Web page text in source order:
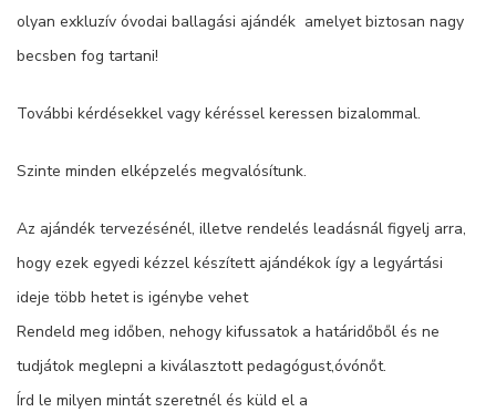
olyan exkluzív óvodai ballagási ajándék amelyet biztosan nagy
becsben fog tartani!
További kérdésekkel vagy kéréssel keressen bizalommal.
Szinte minden elképzelés megvalósítunk.
Az ajándék tervezésénél, illetve rendelés leadásnál figyelj arra,
hogy ezek egyedi kézzel készített ajándékok így a legyártási
ideje több hetet is igénybe vehet
Rendeld meg időben, nehogy kifussatok a határidőből és ne
tudjátok meglepni a kiválasztott pedagógust,óvónőt.
Írd le milyen mintát szeretnél és küld el a